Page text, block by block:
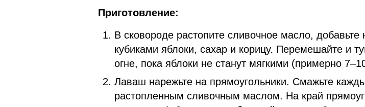
Приготовление:
В сковороде растопите сливочное масло, добавьте
кубиками яблоки, сахар и корицу. Перемешайте и
огне, пока яблоки не станут мягкими (примерно
Лаваш нарежьте на прямоугольники. Смажьте
растопленным сливочным маслом. На край